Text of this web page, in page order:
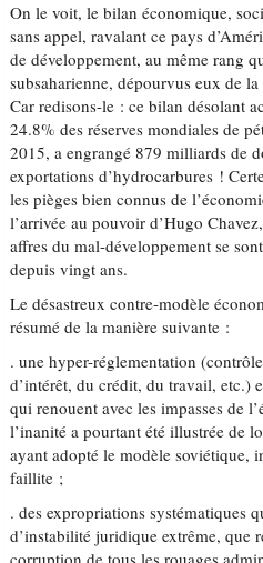
On le voit, le bilan économique,
sans appel, ravalant ce pays
de développement, au même rang
subsaharienne, dépourvus eux de
Car redisons-le : ce bilan désolant
24.8% des réserves mondiales de
2015, a engrangé 879 milliards de
exportations d’hydrocarbures !
les pièges bien connus de
l’arrivée au pouvoir d’Hugo
affres du mal-développement se
depuis vingt ans.
Le désastreux contre-modèle
résumé de la manière suivante :
. une hyper-réglementation
d’intérêt, du crédit, du travail, etc.)
qui renouent avec les impasses de
l’inanité a pourtant été illustrée de
ayant adopté le modèle soviétique,
faillite ;
. des expropriations systématiques
d’instabilité juridique extrême, que
corruption de tous les rouages